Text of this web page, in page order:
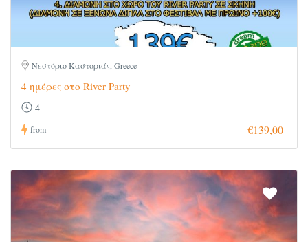
Νεστόριο Καστοριάς, Greece
4 ημέρες στο River Party
4
from €139,00